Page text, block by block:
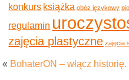
konkurs książka obóz językowy
regulamin
zajęcia plastyczne zajęcia
« BohaterON – włącz historię.